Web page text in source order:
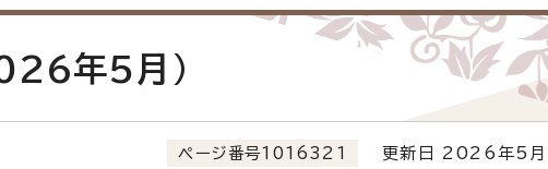
年5月)
ページ番号1016321 更新日 2026年5月